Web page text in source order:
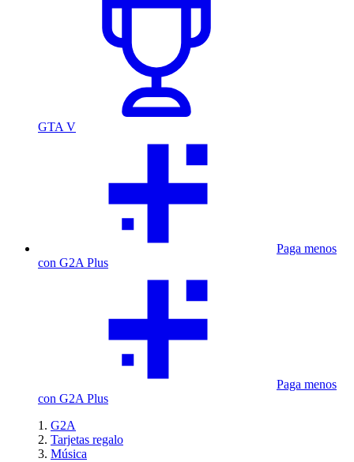
GTA V
Paga menos
con G2A Plus
Paga menos
con G2A Plus
G2A
Tarjetas regalo
Música